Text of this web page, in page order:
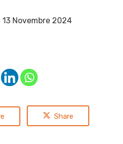
13 Novembre 2024
Share